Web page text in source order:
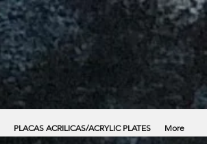
PLACAS ACRILICAS/ACRYLIC PLATES More